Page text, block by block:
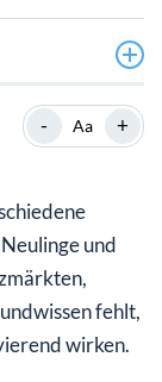
- Aa +
und
fehlt,
wirken.